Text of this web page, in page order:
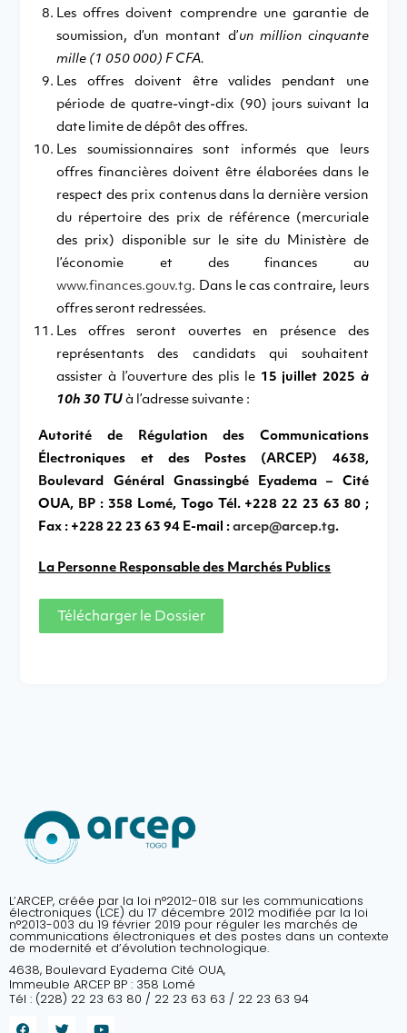
Les offres doivent comprendre une garantie de
soumission, d’un montant d’un million cinquante
mille (1 050 000) F CFA.
Les offres doivent être valides pendant une
période de quatre-vingt-dix (90) jours suivant la
date limite de dépôt des offres.
Les soumissionnaires sont informés que leurs
offres financières doivent être élaborées dans le
respect des prix contenus dans la dernière version
du répertoire des prix de référence (mercuriale
des prix) disponible sur le site du Ministère de
l’économie et des finances au
www.finances.gouv.tg. Dans le cas contraire, leurs
offres seront redressées.
Les offres seront ouvertes en présence des
représentants des candidats qui souhaitent
assister à l’ouverture des plis le 15 juillet 2025 à
10h 30 TU à l’adresse suivante :
Autorité de Régulation des Communications
Électroniques et des Postes (ARCEP) 4638,
Boulevard Général Gnassingbé Eyadema – Cité
OUA, BP : 358 Lomé, Togo Tél. +228 22 23 63 80 ;
Fax : +228 22 23 63 94 E-mail :arcep@arcep.tg.
La Personne Responsable des Marchés Publics
Télécharger le Dossier
L’ARCEP, créée par la loi n°2012-018 sur les communications
électroniques (LCE) du 17 décembre 2012 modifiée par la loi
n°2013-003 du 19 février 2019 pour réguler les marchés de
communications électroniques et des postes dans un contexte
de modernité et d’évolution technologique.
4638, Boulevard Eyadema Cité OUA,
Immeuble ARCEP BP : 358 Lomé
Tél : (228) 22 23 63 80 / 22 23 63 63 / 22 23 63 94